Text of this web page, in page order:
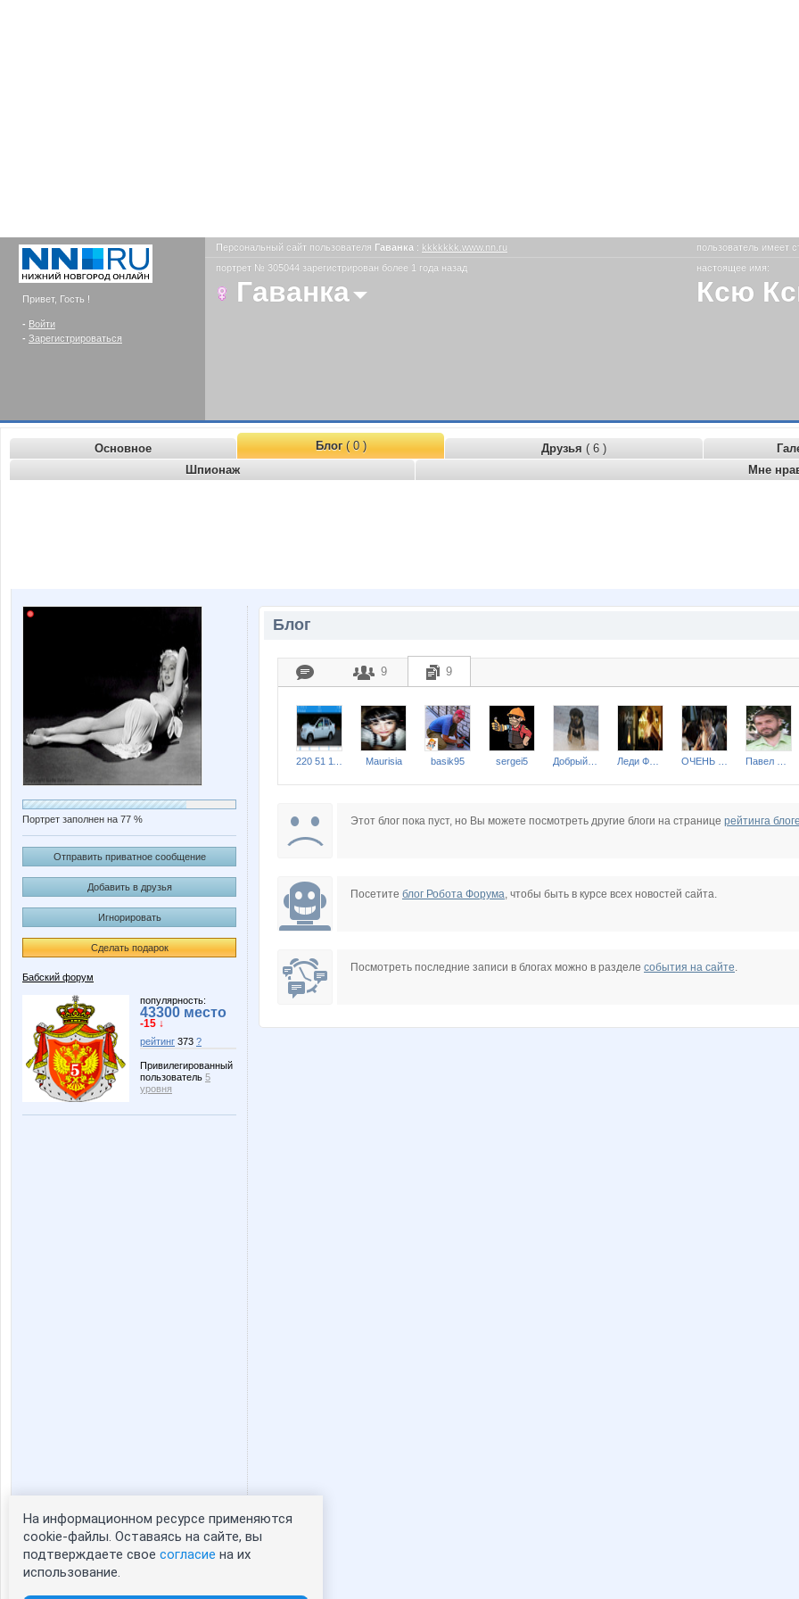
Привет, Гость !
- Войти
- Зарегистрироваться
Персональный сайт пользователя Гаванка : kkkkkkk.www.nn.ru пользователь имеет
портрет № 305044 зарегистрирован более 1 года назад
Гаванка
настоящее имя:
Ксю
Основное Блог( 0 ) Друзья ( 6 )
Шпионаж
Мне
Портрет заполнен на 77 %
Отправить приватное сообщение
Добавить в друзья
Игнорировать
Сделать подарок
Бабский форум
популярность:
43300 место
-15 ↓
рейтинг 373 ?
Привилегированный
пользователь 5
уровня
Статистика портрета:
сейчас просматривают портрет - 0
зарегистрированные пользователи
Блог
9 9
Maurisia basik95 sergei5
Этот блог пока пуст, но Вы можете посмотреть другие блоги на странице рейтинга
Посетите блог Робота Форума, чтобы быть в курсе всех новостей сайта.
Посмотреть последние записи в блогах можно в разделе события на сайте.
На информационном ресурсе применяются
cookie-файлы. Оставаясь на сайте, вы
подтверждаете свое согласие на их
использование.